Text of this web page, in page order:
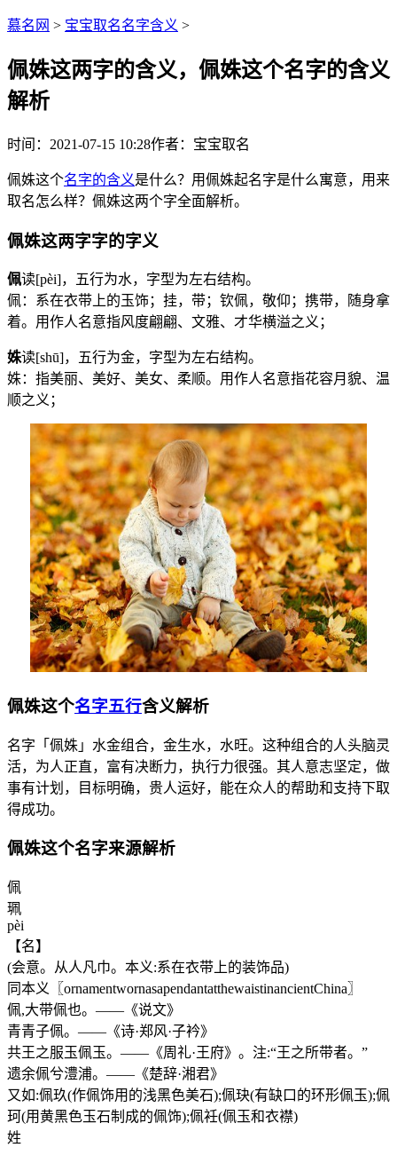
慕名网 > 宝宝取名名字含义 >
佩姝这两字的含义，佩姝这个名字的含义
解析
时间：2021-07-15 10:28作者：宝宝取名
佩姝这个名字的含义是什么？用佩姝起名字是什么寓意，用来
取名怎么样？佩姝这两个字全面解析。
佩姝这两字字的字义
佩读[pèi]，五行为水，字型为左右结构。
佩：系在衣带上的玉饰；挂，带；钦佩，敬仰；携带，随身拿
着。用作人名意指风度翩翩、文雅、才华横溢之义；
姝读[shū]，五行为金，字型为左右结构。
姝：指美丽、美好、美女、柔顺。用作人名意指花容月貌、温
顺之义；
佩姝这个名字五行含义解析
名字「佩姝」水金组合，金生水，水旺。这种组合的人头脑灵
活，为人正直，富有决断力，执行力很强。其人意志坚定，做
事有计划，目标明确，贵人运好，能在众人的帮助和支持下取
得成功。
佩姝这个名字来源解析
佩
珮
pèi
【名】
(会意。从人凡巾。本义:系在衣带上的装饰品)
同本义〖ornamentwornasapendantatthewaistinancientChina〗
佩,大带佩也。——《说文》
青青子佩。——《诗·郑风·子衿》
共王之服玉佩玉。——《周礼·王府》。注:“王之所带者。”
遗余佩兮澧浦。——《楚辞·湘君》
又如:佩玖(作佩饰用的浅黑色美石);佩玦(有缺口的环形佩玉);佩
珂(用黄黑色玉石制成的佩饰);佩衽(佩玉和衣襟)
姓